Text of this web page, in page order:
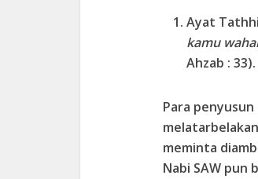
Ayat
kamu
Ahzab : 33).
Para
meminta
Nabi SAW pun